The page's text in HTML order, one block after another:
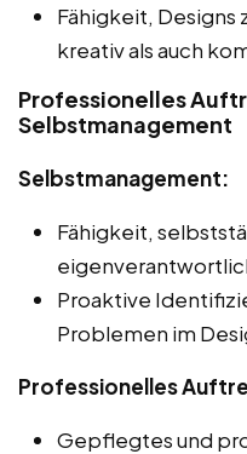
Fähigkeit, Designs
kreativ als auch
Professionelles
Selbstmanagement
Selbstmanagement:
Fähigkeit,
Proaktive
Problemen im
Professionelles
Gepflegtes und